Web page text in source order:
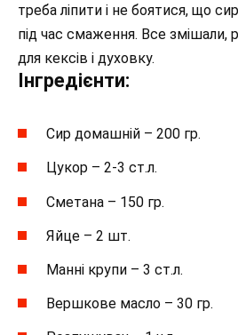
треба ліпити і не боятися, що
під час смаження. Все змішали,
для кексів і духовку.
Інгредієнти:
Сир домашній – 200 гр.
Цукор – 2-3 ст.л.
Сметана – 150 гр.
Яйце – 2 шт.
Манні крупи – 3 ст.л.
Вершкове масло – 30 гр.